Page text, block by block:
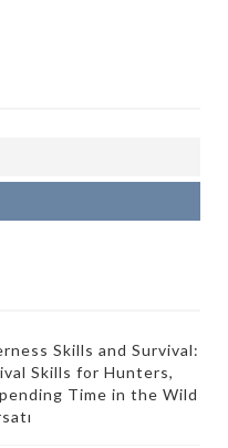
Skills and Survival:
Skills for Hunters,
Time in the Wild